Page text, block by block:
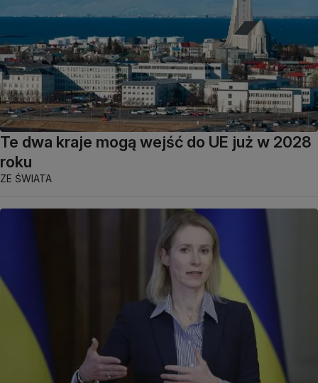
Te dwa kraje mogą wejść do UE już w 2028
roku
ZE ŚWIATA